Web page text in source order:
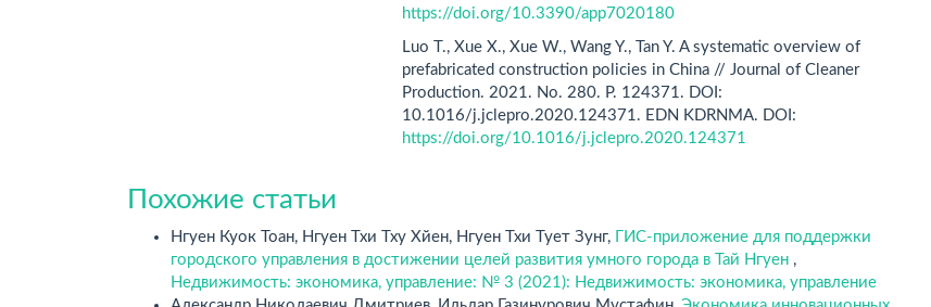
https://doi.org/10.3390/app7020180
Luo T., Xue X., Xue W., Wang Y., Tan Y. A systematic overview of
prefabricated construction policies in China // Journal of Cleaner
Production. 2021. No. 280. P. 124371. DOI:
10.1016/j.jclepro.2020.124371. EDN KDRNMA. DOI:
https://doi.org/10.1016/j.jclepro.2020.124371
Похожие статьи
Нгуен Куок Тоан, Нгуен Тхи Тху Хйен, Нгуен Тхи Тует Зунг,
ГИС-приложение для поддержки
городского управления в достижении целей развития умного города в Тай Нгуен ,
Недвижимость: экономика, управление: № 3 (2021): Недвижимость: экономика, управление